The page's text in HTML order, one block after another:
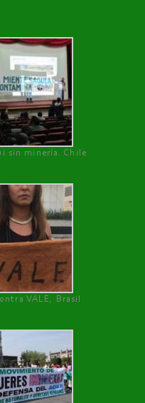
sin minería. Chile
VALE, Brasil